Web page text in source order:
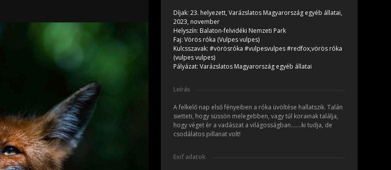
Díjak: 23. helyezett, Varázslatos Magyarország egyéb állatai,
2023, november
Helyszín: Balaton-felvidéki Nemzeti Park
Faj: Vörös róka (Vulpes vulpes)
Kulcsszavak: #vörösróka #vulpesvulpes #redfox,vörös róka
(vulpes vulpes)
Pályázat: Varázslatos Magyarország egyéb állatai
Leírás
A felkelő nap első fényeiben a róka üvöltése hallatszik. Talán
sietteti, hogy süssön melegebben, vagy túl korainak találja,
hogy véget ér a vadászat a világosságban.......ki tudja, de
csodálatos pillanat volt!
Exif adatok